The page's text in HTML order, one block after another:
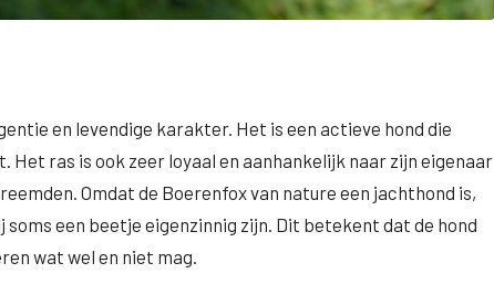
en levendige karakter. Het is een actieve hond die
Het ras is ook zeer loyaal en aanhankelijk naar zijn eigenaar
Omdat de Boerenfox van nature een jachthond is,
soms een beetje eigenzinnig zijn. Dit betekent dat de hond
wat wel en niet mag.